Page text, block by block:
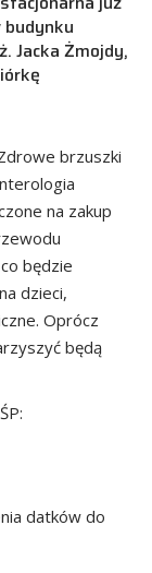
Jacka Żmojdy,
brzuszki
na zakup
będzie
dzieci,
Oprócz
będą
datków do